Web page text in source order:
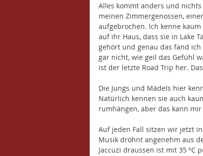
Alles kommt anders und
meinen Zimmergenossen,
aufgebrochen. Ich kenne
auf ihr Haus, dass sie in Lake
gehört und genau das fand
gar nicht, wie geil das Gefühl
ist der letzte Road Trip her.
Die Jungs und Mädels hier
Natürlich kennen sie auch
rumhängen, aber das kann mir
Auf jeden Fall sitzen wir jetzt
Musik dröhnt angenehm aus
Jaccuzi draussen ist mit 35